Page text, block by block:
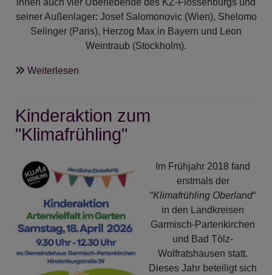
ihnen auch vier Überlebende des KZ-Flossenbürgs und
seiner Außenlager: Josef Salomonovic (Wien), Shelomo
Selinger (Paris), Herzog Max in Bayern und Leon
Weintraub (Stockholm).
Weiterlesen
Flossenbürg
Kinderaktion zum
"Klimafrühling"
Im Frühjahr 2018 fand
erstmals der
“Klimafrühling Oberland“
in den Landkreisen
Garmisch-Partenkirchen
und Bad Tölz-
Wolfratshausen statt.
Dieses Jahr beteiligt sich